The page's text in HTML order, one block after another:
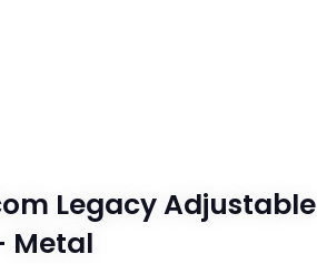
Legacy Adjustable
Metal